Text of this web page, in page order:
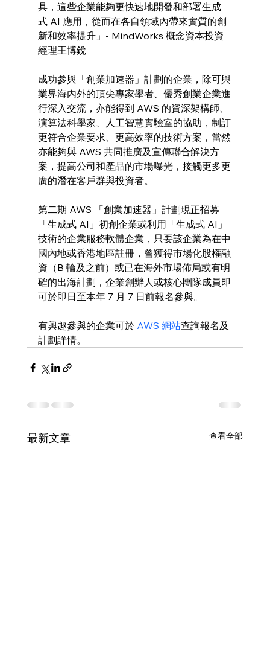
具，這些企業能夠更快速地開發和部署生成
式 AI 應用，從而在各自領域內帶來實質的創
新和效率提升」- MindWorks 概念資本投資
經理王博銳
成功參與「創業加速器」計劃的企業，除可與
業界海內外的頂尖專家學者、優秀創業企業進
行深入交流，亦能得到 AWS 的資深架構師、
演算法科學家、人工智慧實驗室的協助，制訂
更符合企業要求、更高效率的技術方案，當然
亦能夠與 AWS 共同推廣及宣傳聯合解決方
案，提高公司和產品的市場曝光，接觸更多更
廣的潛在客戶群與投資者。
第二期 AWS 「創業加速器」計劃現正招募
「生成式 AI」初創企業或利用「生成式 AI」
技術的企業服務軟體企業，只要該企業為在中
國內地或香港地區註冊，曾獲得市場化股權融
資（B 輪及之前）或已在海外市場佈局或有明
確的出海計劃，企業創辦人或核心團隊成員即
可於即日至本年 7 月 7 日前報名參與。
有興趣參與的企業可於 AWS 網站查詢報名及
計劃詳情。
最新文章 查看全部